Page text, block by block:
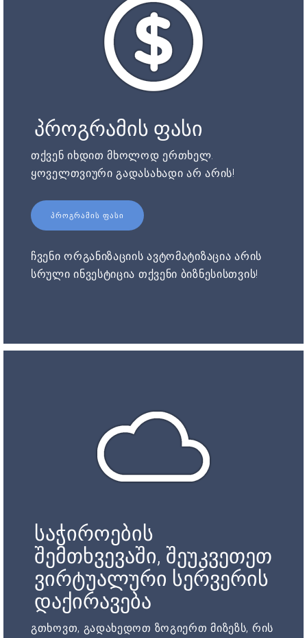
პროგრამის ფასი
თქვენ იხდით მხოლოდ ერთხელ.
ყოველთვიური გადასახადი არ არის!
ᲞᲠᲝᲒᲠᲐᲛᲘᲡ ᲤᲐᲡᲘ
ჩვენი ორგანიზაციის ავტომატიზაცია არის
სრული ინვესტიცია თქვენი ბიზნესისთვის!
საჭიროების
შემთხვევაში, შეუკვეთეთ
ვირტუალური სერვერის
დაქირავება
გთხოვთ, გადახედოთ ზოგიერთ მიზეზს, რის